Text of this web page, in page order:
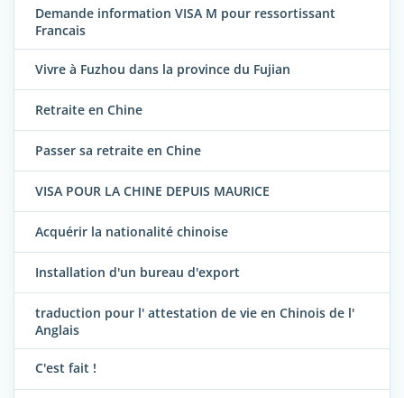
Demande information VISA M pour ressortissant
Francais
Vivre à Fuzhou dans la province du Fujian
Retraite en Chine
Passer sa retraite en Chine
VISA POUR LA CHINE DEPUIS MAURICE
Acquérir la nationalité chinoise
Installation d'un bureau d'export
traduction pour l' attestation de vie en Chinois de l'
Anglais
C'est fait !